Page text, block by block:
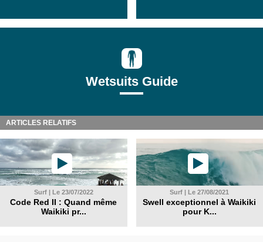
Wetsuits Guide
ARTICLES RELATIFS
Surf | Le 23/07/2022
Code Red II : Quand même
Waikiki pr...
Surf | Le 27/08/2021
Swell exceptionnel à Waikiki
pour K...